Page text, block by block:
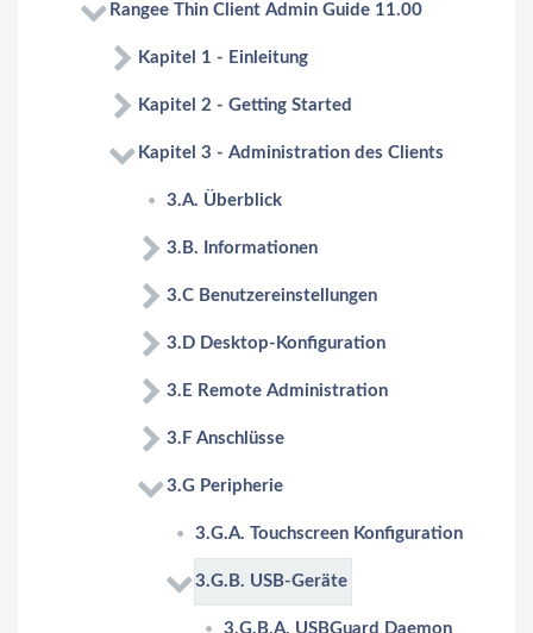
Rangee Thin Client Admin Guide 11.00
Kapitel 1 - Einleitung
Kapitel 2 - Getting Started
Kapitel 3 - Administration des Clients
3.A. Überblick
3.B. Informationen
3.C Benutzereinstellungen
3.D Desktop-Konfiguration
3.E Remote Administration
3.F Anschlüsse
3.G Peripherie
3.G.A. Touchscreen Konfiguration
3.G.B. USB-Geräte
3.G.B.A. USBGuard Daemon